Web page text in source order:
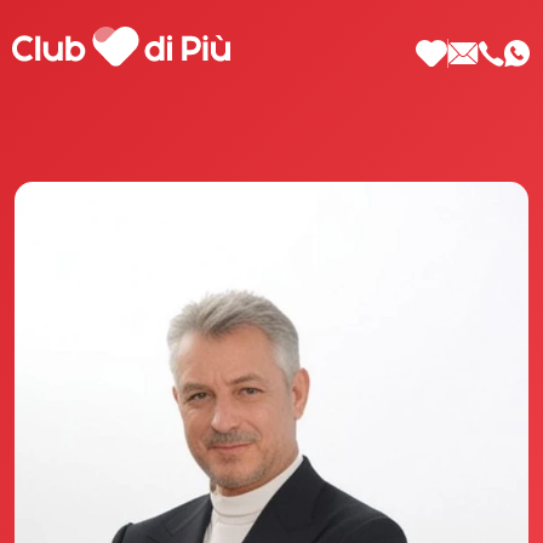
Le testimonianze Club di Più
La fondatrice Valeria Pilla
Annunci Donne
Agenzia matrimoniale Club di Più
Love Notebook